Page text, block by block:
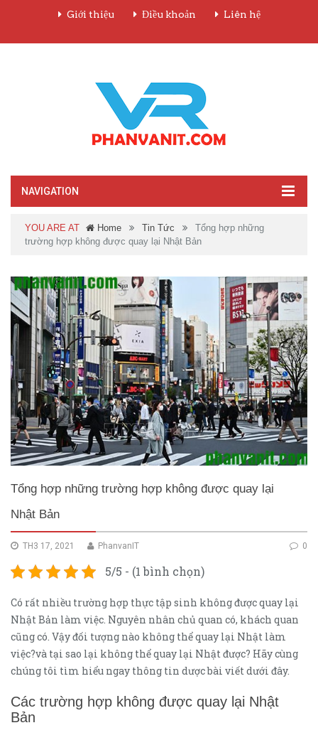
Giới thiệu Điều khoản Liên hệ
NAVIGATION
YOU ARE AT Home Tin Tức
Tổng hợp những
trường hợp không được quay lại Nhật Bản
Tổng hợp những trường hợp không được quay lại
Nhật Bản
TH3 17, 2021 0
PhanvanIT
5/5 - (1 bình chọn)
Có rất nhiều trường hợp thực tập sinh không được quay lại
Nhật Bản làm việc. Nguyên nhân chủ quan có, khách quan
cũng có. Vậy đối tượng nào không thể quay lại Nhật làm
việc?và tại sao lại không thể quay lại Nhật được? Hãy cùng
chúng tôi tìm hiểu ngay thông tin dược bài viết dưới đây.
Các trường hợp không được quay lại Nhật
Bản